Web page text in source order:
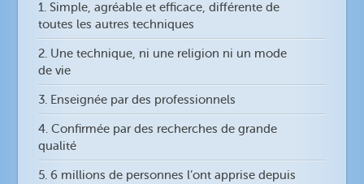
1. Simple, agréable et efficace, différente de
toutes les autres techniques
2. Une technique, ni une religion ni un mode
de vie
3. Enseignée par des professionnels
4. Confirmée par des recherches de grande
qualité
5. 6 millions de personnes l’ont apprise depuis